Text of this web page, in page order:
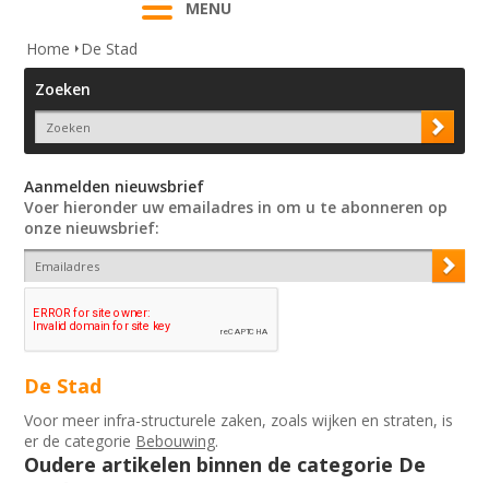
MENU
Home
De Stad
Zoeken
Aanmelden nieuwsbrief
Voer hieronder uw emailadres in om u te abonneren op
onze nieuwsbrief:
De Stad
Voor meer infra-structurele zaken, zoals wijken en straten, is
er de categorie Bebouwing.
Oudere artikelen binnen de categorie De